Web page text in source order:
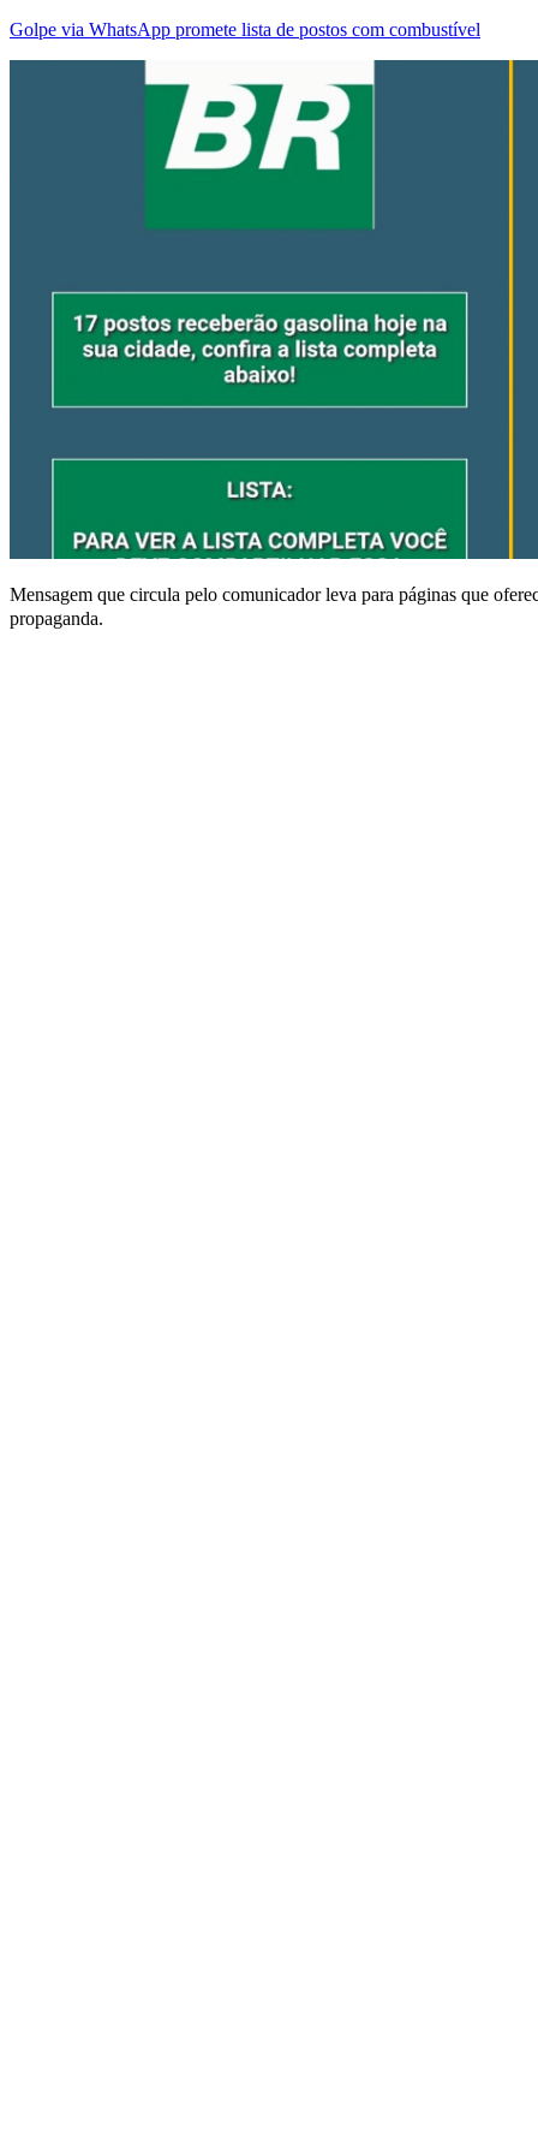
Golpe via WhatsApp promete lista de postos com combustível
Mensagem que circula pelo comunicador leva para páginas que
propaganda.